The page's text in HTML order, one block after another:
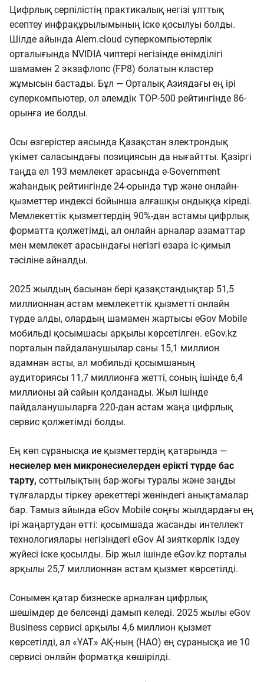
Цифрлық серпілістің практикалық негізі ұлттық
есептеу инфрақұрылымының іске қосылуы болды.
Шілде айында Alem.cloud суперкомпьютерлік
орталығында NVIDIA чиптері негізінде өнімділігі
шамамен 2 экзафлопс (FP8) болатын кластер
жұмысын бастады. Бұл — Орталық Азиядағы ең ірі
суперкомпьютер, ол әлемдік TOP-500 рейтингінде 86-
орынға ие болды.
Осы өзгерістер аясында Қазақстан электрондық
үкімет саласындағы позициясын да нығайтты. Қазіргі
таңда ел 193 мемлекет арасында e-Government
жаһандық рейтингінде 24-орында тұр және онлайн-
қызметтер индексі бойынша алғашқы ондыққа кіреді.
Мемлекеттік қызметтердің 90%-дан астамы цифрлық
форматта қолжетімді, ал онлайн арналар азаматтар
мен мемлекет арасындағы негізгі өзара іс-қимыл
тәсіліне айналды.
2025 жылдың басынан бері қазақстандықтар 51,5
миллионнан астам мемлекеттік қызметті онлайн
түрде алды, олардың шамамен жартысы eGov Mobile
мобильді қосымшасы арқылы көрсетілген. eGov.kz
порталын пайдаланушылар саны 15,1 миллион
адамнан асты, ал мобильді қосымшаның
аудиториясы 11,7 миллионға жетті, соның ішінде 6,4
миллионы ай сайын қолданады. Жыл ішінде
пайдаланушыларға 220-дан астам жаңа цифрлық
сервис қолжетімді болды.
Ең көп сұранысқа ие қызметтердің қатарында —
несиелер мен микронесиелерден ерікті түрде бас
тарту, соттылықтың бар-жоғы туралы және заңды
тұлғаларды тіркеу әрекеттері жөніндегі анықтамалар
бар. Тамыз айында eGov Mobile соңғы жылдардағы ең
ірі жаңартудан өтті: қосымшада жасанды интеллект
технологиялары негізіндегі eGov AI зияткерлік іздеу
жүйесі іске қосылды. Бір жыл ішінде eGov.kz порталы
арқылы 25,7 миллионнан астам қызмет көрсетілді.
Сонымен қатар бизнеске арналған цифрлық
шешімдер де белсенді дамып келеді. 2025 жылы eGov
Business сервисі арқылы 4,6 миллион қызмет
көрсетілді, ал «ҰАТ» АҚ-ның (НАО) ең сұранысқа ие 10
сервисі онлайн форматқа көшірілді.